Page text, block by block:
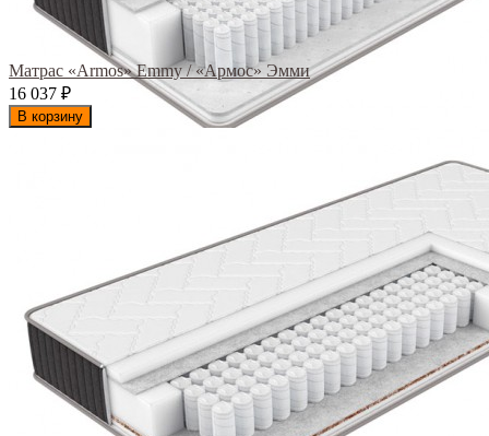
Матрас «Armos» Emmy / «Армос» Эмми
16 037 ₽
В корзину